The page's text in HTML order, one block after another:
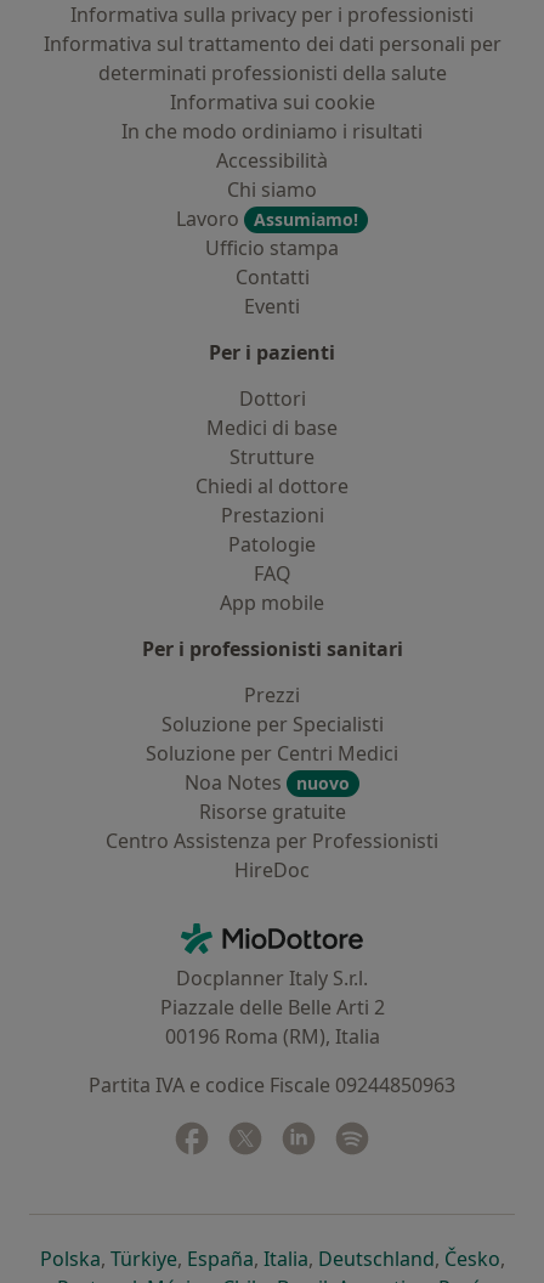
Informativa sulla privacy per i professionisti
Informativa sul trattamento dei dati personali per
determinati professionisti della salute
Informativa sui cookie
In che modo ordiniamo i risultati
Accessibilità
Chi siamo
Lavoro
Assumiamo!
Ufficio stampa
Contatti
Eventi
Per i pazienti
Dottori
Medici di base
Strutture
Chiedi al dottore
Prestazioni
Patologie
FAQ
App mobile
Per i professionisti sanitari
Prezzi
Soluzione per Specialisti
Soluzione per Centri Medici
Noa Notes
nuovo
Risorse gratuite
Centro Assistenza per Professionisti
HireDoc
MioDottore - Homepage
Docplanner Italy S.r.l.
Piazzale delle Belle Arti 2
00196 Roma (RM), Italia
Partita IVA e codice Fiscale 09244850963
Facebook
si apre in una nuova scheda
Twitter
si apre in una nuova scheda
Linkedin
si apre in una nuova
Polskasi apre in una nuova scheda
, Türkiyesi apre in una nuova scheda
, Españasi apre in una nuova scheda
, Italiasi apre in una nuova
, Deutschlandsi apre in
, Českosi
,